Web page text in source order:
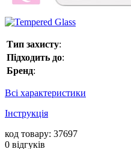
Тип захисту:
Підходить до:
Бренд:
Всі характеристики
Інструкція
код товару: 37697
0 відгуків